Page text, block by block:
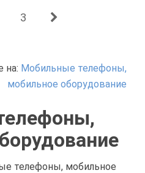
3
на: Мобильные телефоны,
мобильное оборудование
телефоны, мобильное